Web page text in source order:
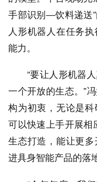
手部识别—饮料递送
人形机器人在任务
能力。
“要让人形机器
一个开放的生态。”
构为初衷，无论是
可以快速上手开展相
生态打造，能让更
进具身智能产品的落